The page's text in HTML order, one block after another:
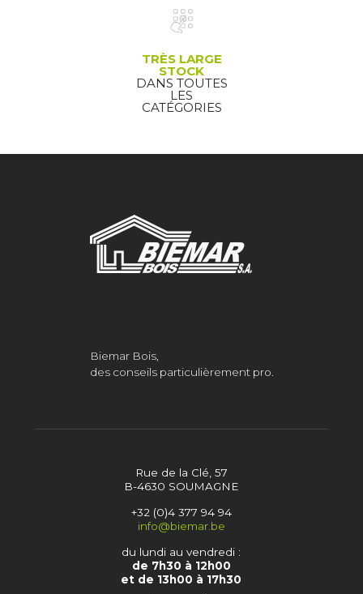
TRÈS LARGE
STOCK
DANS TOUTES
LES
CATÉGORIES
Biemar Bois,
des conseils particulièrement pro.
Rue de la Clé, 57
B-4630 SOUMAGNE
+32 (0)4 377 94 94
info@biemar.be
du lundi au vendredi :
de 7h30 à 12h00
et de 13h00 à 17h30